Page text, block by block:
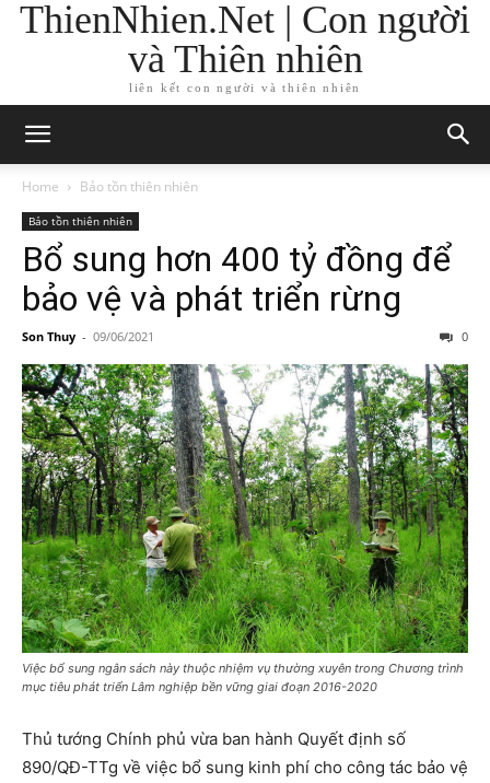
ThienNhien.Net | Con người
và Thiên nhiên
liên kết con người và thiên nhiên
Home Bảo tồn thiên nhiên
Bảo tồn thiên nhiên
Bổ sung hơn 400 tỷ đồng để
bảo vệ và phát triển rừng
Son Thuy - 09/06/2021 0
Việc bổ sung ngân sách này thuộc nhiệm vụ thường xuyên trong Chương trình
mục tiêu phát triển Lâm nghiệp bền vững giai đoạn 2016-2020
Thủ tướng Chính phủ vừa ban hành Quyết định số
890/QĐ-TTg về việc bổ sung kinh phí cho công tác bảo vệ